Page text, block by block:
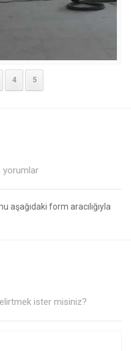
4 5
yorumlar
aşağıdaki form aracılığıyla
ister misiniz?